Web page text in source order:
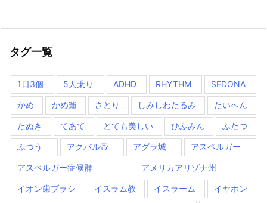
タグ一覧
1日3個 5人乗り ADHD RHYTHM SEDONA
かめ かめ爺 さとり しみしわたるみ たいへん
たぬき てあて とても美しい ひふみん ふたつ
ふつう アクバル帝 アグラ城 アスペルガー
アスペルガー症候群 アメリカアリゾナ州
イオン歯ブラシ イスラム教 イスラーム イヤホン